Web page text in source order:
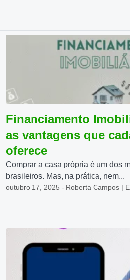
Financiamento
as vantagens que
oferece
Comprar a casa própria é um dos
brasileiros. Mas, na prática, nem...
outubro 17, 2025 - Roberta Campos |